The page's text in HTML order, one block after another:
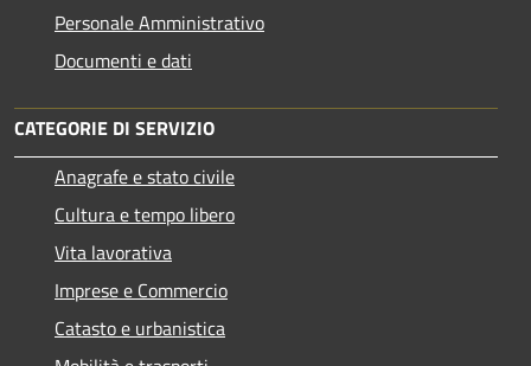
Personale Amministrativo
Documenti e dati
CATEGORIE DI SERVIZIO
Anagrafe e stato civile
Cultura e tempo libero
Vita lavorativa
Imprese e Commercio
Catasto e urbanistica